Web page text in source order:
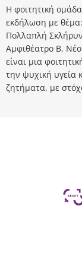
Η φοιτητική
εκδήλωση με
Πολλαπλή
Αμφιθέατρο Β,
είναι μια
την ψυχική υγεία
ζητήματα, με